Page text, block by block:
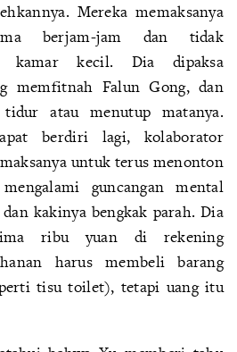
Mereka memaksanya
berjam-jam dan tidak
kamar kecil. Dia dipaksa
memfitnah Falun Gong, dan
atau menutup matanya.
berdiri lagi, kolaborator
untuk terus menonton
guncangan mental
kakinya bengkak parah. Dia
ribu yuan di rekening
harus membeli barang
tisu toilet), tetapi uang itu